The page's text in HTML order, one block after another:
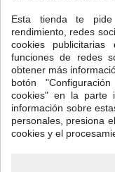
Esta tienda te
rendimiento, redes
cookies
funciones de redes
obtener más
botón
cookies" en la parte
información sobre
personales, presiona
cookies y el